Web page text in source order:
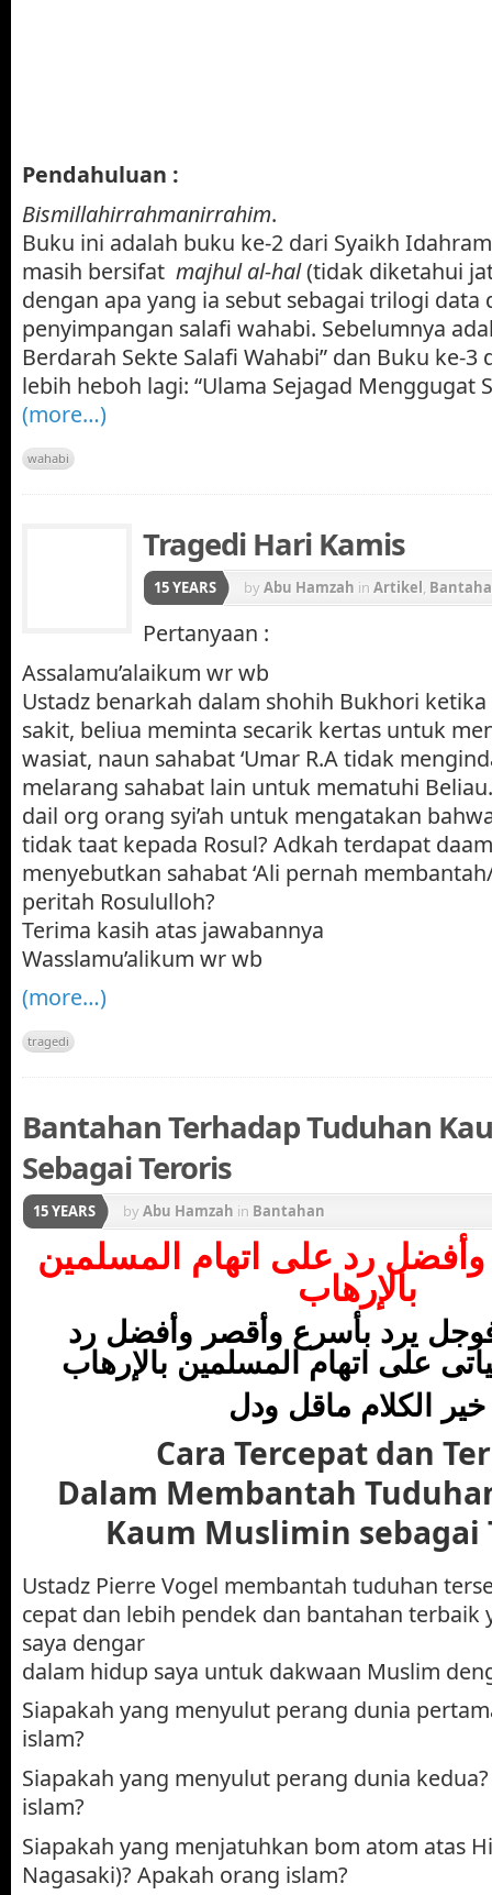
Pendahuluan :
Bismillahirrahmanirrahim.
Buku ini adalah buku ke-2 dari Syaikh
masih bersifat majhul al-hal(tidak diketahui
dengan apa yang ia sebut sebagai trilogi data
penyimpangan salafi wahabi. Sebelumnya
Berdarah Sekte Salafi Wahabi” dan Buku ke-
lebih heboh lagi: “Ulama Sejagad Menggugat
(more…)
wahabi
Tragedi Hari Kamis
15 YEARS byAbu Hamzah in Artikel
Pertanyaan :
Assalamu’alaikum wr wb
Ustadz benarkah dalam shohih Bukhori ketika
sakit, beliua meminta secarik kertas untuk
wasiat, naun sahabat ‘Umar R.A tidak
melarang sahabat lain untuk mematuhi
dail org orang syi’ah untuk mengatakan
tidak taat kepada Rosul? Adkah terdapat
menyebutkan sahabat ‘Ali pernah
peritah Rosululloh?
Terima kasih atas jawabannya
Wasslamu’alikum wr wb
(more…)
tragedi
Bantahan Terhadap Tuduhan
Sebagai Teroris
15 YEARS byAbu Hamzah in Bantahan
رد على اتهام المسلمين
بالإرهاب
فوجل يرد بأسرع وأقصر وأفضل رد
على اتهام المسلمين بالإرهاب
خير الكلام ماقل ودل
Cara Tercepat dan
Dalam Membantah
Kaum Muslimin sebagai
Ustadz Pierre Vogel membantah tuduhan
cepat dan lebih pendek dan bantahan terbaik
saya dengar
dalam hidup saya untuk dakwaan Muslim
Siapakah yang menyulut perang dunia
islam?
Siapakah yang menyulut perang dunia
islam?
Siapakah yang menjatuhkan bom atom atas
Nagasaki)? Apakah orang islam?